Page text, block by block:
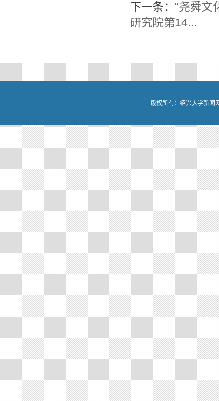
下一条： “尧舜文
研究院第14...
版权所有：绍兴大学新闻